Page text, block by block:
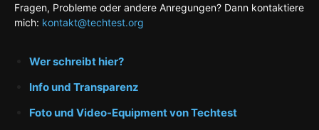
Fragen, Probleme oder andere Anregungen? Dann kontaktiere
mich: kontakt@techtest.org
Wer schreibt hier?
Info und Transparenz
Foto und Video-Equipment von Techtest